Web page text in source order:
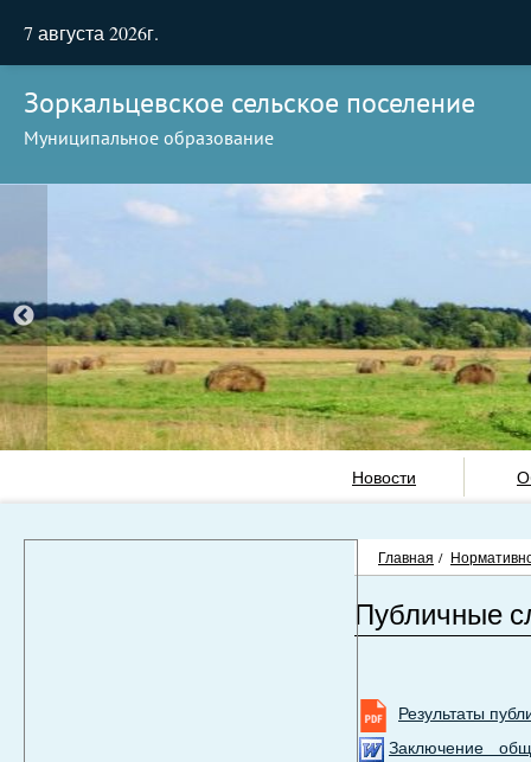
7 августа 2026г.
Зоркальцевское сельское поселение
Муниципальное образование
Новости
Главная /
Публичные
Результаты
Заключение